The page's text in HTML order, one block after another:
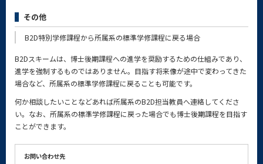
その他
B2D特別学修課程から所属系の標準学修課程に戻る場合
B2Dスキームは、博士後期課程への進学を奨励するための仕組みであり、
進学を強制するものではありません。目指す将来像が途中で変わってきた
場合など、所属系の標準学修課程に戻ることも可能です。
何か相談したいことなどあれば所属系のB2D担当教員へ連絡してくださ
い。なお、所属系の標準学修課程に戻った場合でも博士後期課程を目指す
ことができます。
お問い合わせ先